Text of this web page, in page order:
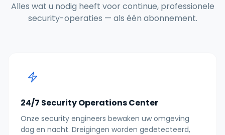
Alles wat u nodig heeft voor continue, professionele
security-operaties — als één abonnement.
24/7 Security Operations Center
Onze security engineers bewaken uw omgeving
dag en nacht. Dreigingen worden gedetecteerd,